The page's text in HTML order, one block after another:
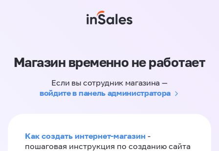
Магазин временно не работает
Если вы сотрудник магазина —
войдите в панель администратора
Как создать интернет-магазин -
пошаговая инструкция по созданию сайта